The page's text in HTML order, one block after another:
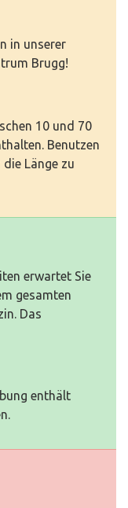
in unserer
Brugg!
10 und 70
Benutzen
die Länge zu
erwartet Sie
gesamten
Das
enthält